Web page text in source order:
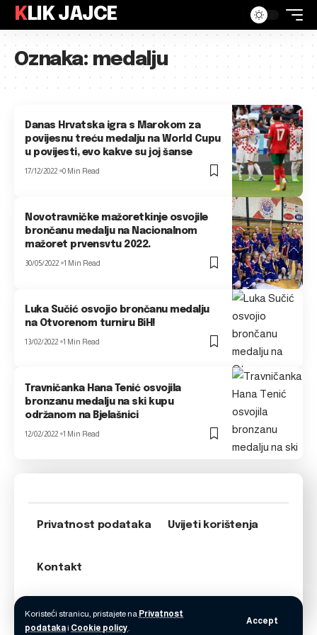
Koristeći stranicu, pristajete na Privatnost
podatakai Cookie policy.
Accept
KLIK JAJCE
Oznaka:medalju
Danas Hrvatska igra s Marokom za
povijesnu treću medalju na World Cupu
u povijesti, evo kakve su joj šanse
17/12/2022 0 Min Read
Novotravničke mažoretkinje osvojile
brončanu medalju na Nacionalnom
mažoret prvensvtu 2022.
30/05/2022 1 Min Read
Luka Sučić osvojio brončanu medalju
na Otvorenom turniru BiH!
13/02/2022 1 Min Read
Travničanka Hana Tenić osvojila
bronzanu medalju na ski kupu
održanom na Bjelašnici
12/02/2022 1 Min Read
Privatnost podataka Uvijeti korištenja
Kontakt